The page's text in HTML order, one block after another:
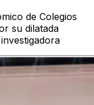
de Colegios
su dilatada